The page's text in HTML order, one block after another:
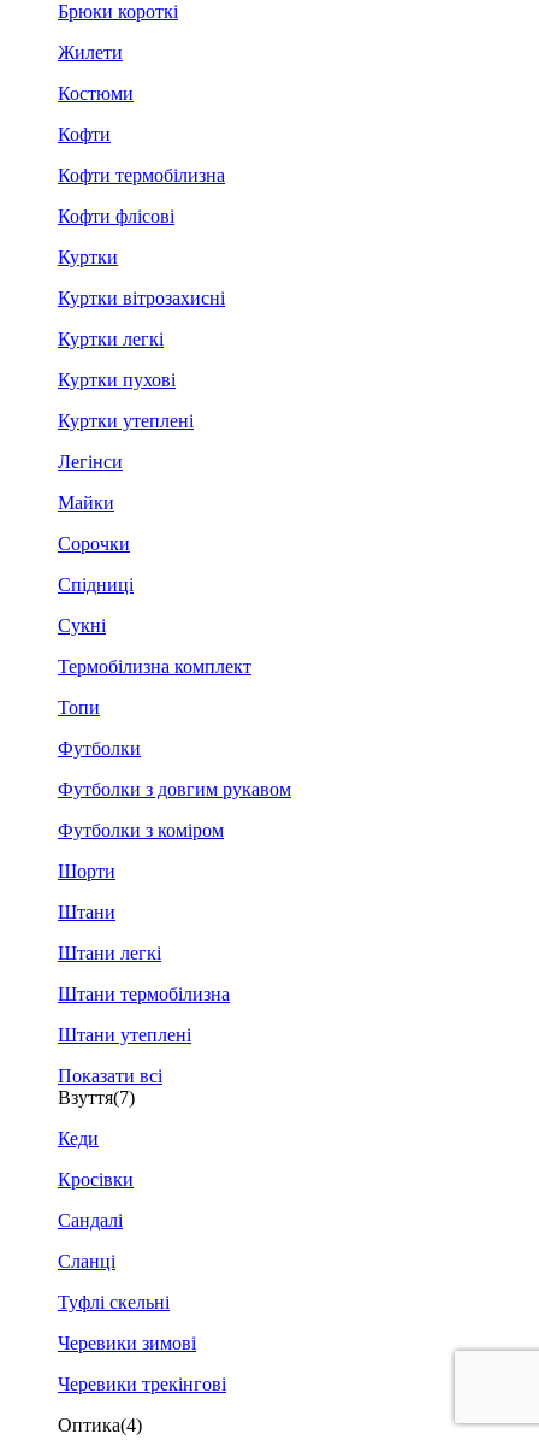
Брюки короткі
Жилети
Костюми
Кофти
Кофти термобілизна
Кофти флісові
Куртки
Куртки вітрозахисні
Куртки легкі
Куртки пухові
Куртки утеплені
Легінси
Майки
Сорочки
Спідниці
Сукні
Термобілизна комплект
Топи
Футболки
Футболки з довгим рукавом
Футболки з коміром
Шорти
Штани
Штани легкі
Штани термобілизна
Штани утеплені
Показати всі
Взуття(7)
Кеди
Кросівки
Сандалі
Сланці
Туфлі скельні
Черевики зимові
Черевики трекінгові
Оптика(4)